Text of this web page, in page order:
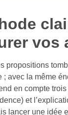
vos
propositions
; avec la même
en compte
et
lancer une idée